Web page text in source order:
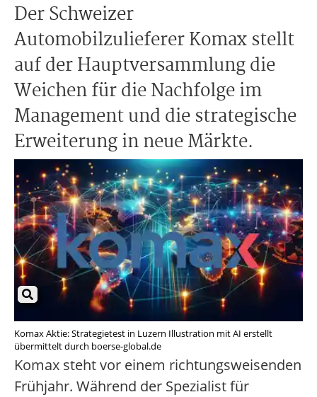
Der Schweizer
Automobilzulieferer Komax stellt
auf der Hauptversammlung die
Weichen für die Nachfolge im
Management und die strategische
Erweiterung in neue Märkte.
Komax Aktie: Strategietest in Luzern Illustration mit AI erstellt
übermittelt durch boerse-global.de
Komax steht vor einem richtungsweisenden
Frühjahr. Während der Spezialist für